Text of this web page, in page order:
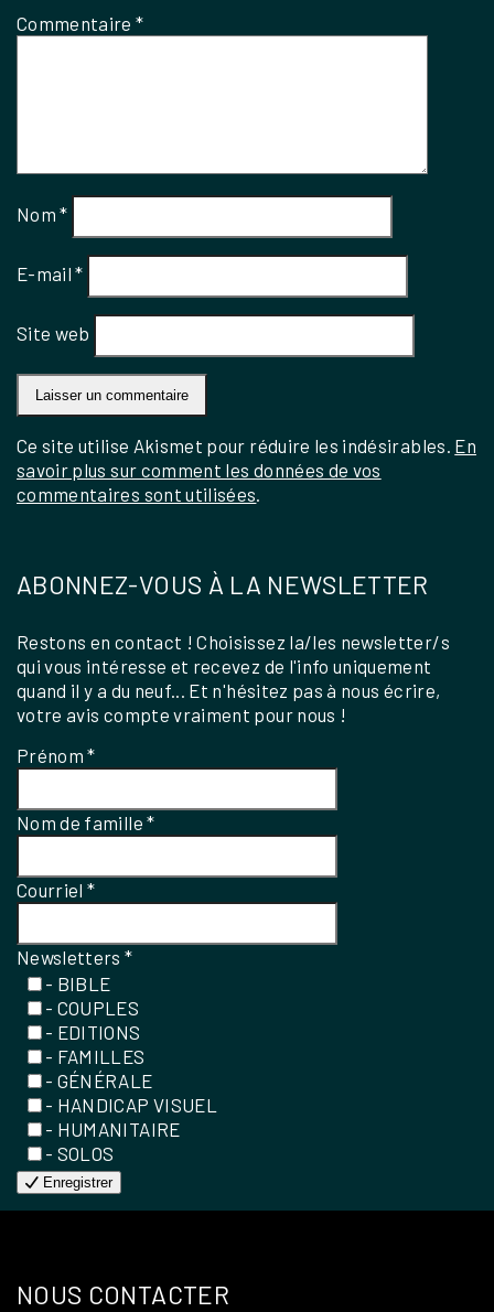
Commentaire*
Nom*
E-mail*
Site web
Ce site utilise Akismet pour réduire les indésirables. En
savoir plus sur comment les données de vos
commentaires sont utilisées.
ABONNEZ-VOUS À LA NEWSLETTER
Restons en contact ! Choisissez la/les newsletter/s
qui vous intéresse et recevez de l'info uniquement
quand il y a du neuf... Et n'hésitez pas à nous écrire,
votre avis compte vraiment pour nous !
Prénom*
Nom de famille*
Courriel*
Newsletters*
- BIBLE
- COUPLES
- EDITIONS
- FAMILLES
- GÉNÉRALE
- HANDICAP VISUEL
- HUMANITAIRE
- SOLOS
Enregistrer
NOUS CONTACTER